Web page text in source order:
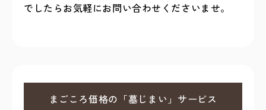
でしたらお気軽にお問い合わせくださいませ。
まごころ価格の「墓じまい」サービス